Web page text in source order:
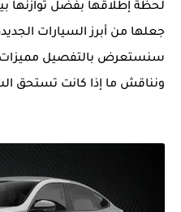
لحظة إطلاقها بفضل توازنها
جعلها من أبرز السيارات
ونناقش ما إذا كانت تستحق